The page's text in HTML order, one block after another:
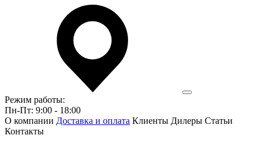
Режим работы:
Пн-Пт: 9:00 - 18:00
О компании Доставка и оплата Клиенты Дилеры Статьи
Контакты